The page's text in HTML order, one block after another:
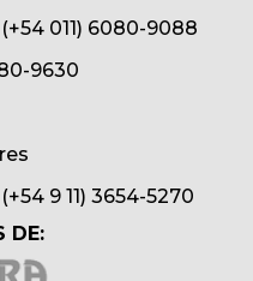
011) 6080-9088
9630
9 11) 3654-5270
DE: